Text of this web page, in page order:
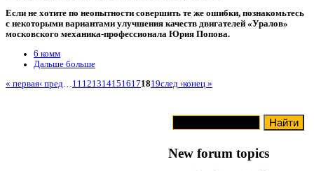
Если не хотите по неопытности совершить те же ошибки, познакомьтесь
с некоторыми вариантами улучшения качеств двигателей «Уралов»
московского механика-профессионала Юрия Попова.
6 комм
Дальше больше
« первая‹ пред…111213141516171819след ›конец »
New forum topics